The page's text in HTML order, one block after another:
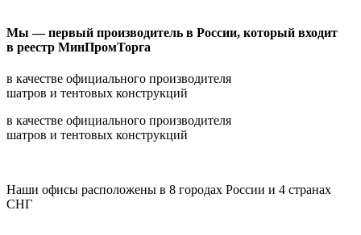
Мы — первый производитель в России, который входит
в реестр МинПромТорга
в качестве официального производителя
шатров и тентовых конструкций
в качестве официального производителя
шатров и тентовых конструкций
Наши офисы расположены в 8 городах России и 4 странах
СНГ